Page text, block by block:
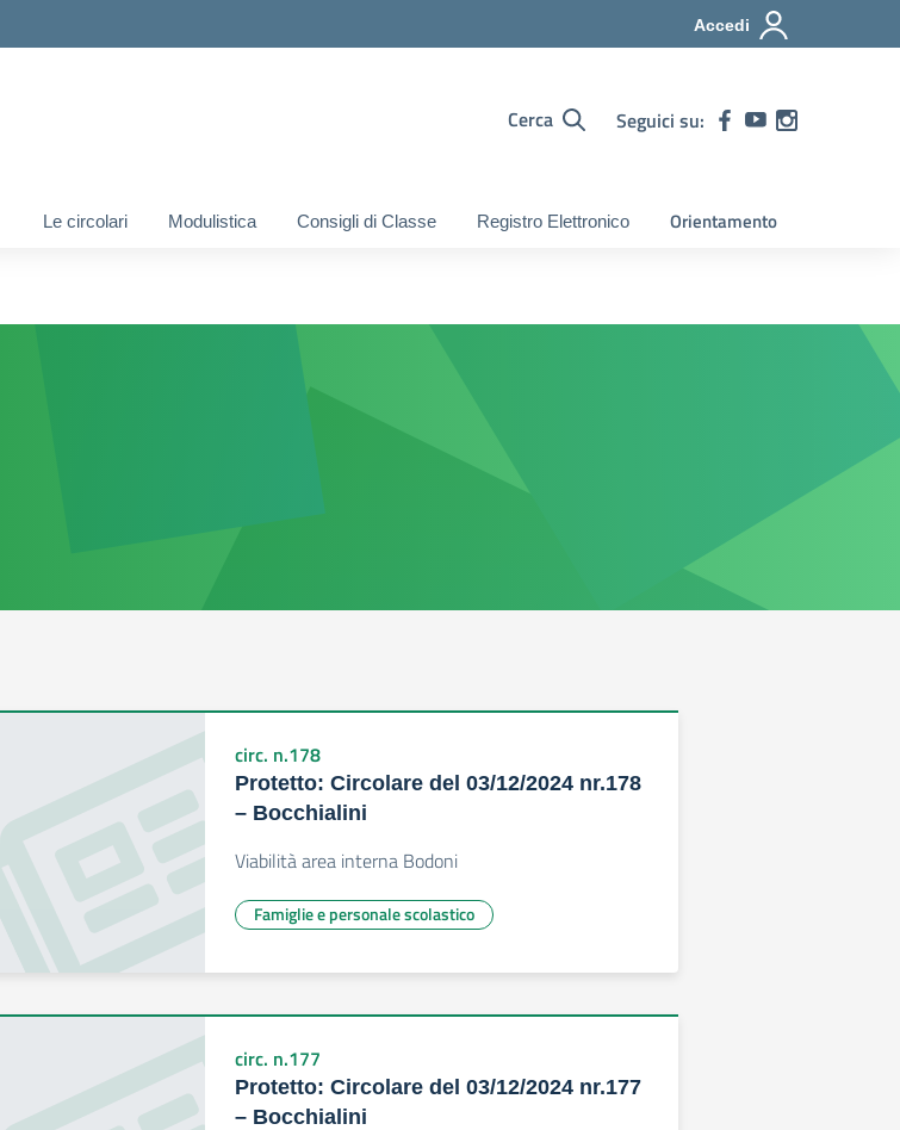
Accedi
Cerca Seguici su:
Le circolari Modulistica Consigli di Classe Registro Elettronico Orientamento
circ. n.178
Protetto: Circolare del 03/12/2024 nr.178
– Bocchialini
Viabilità area interna Bodoni
Famiglie e personale scolastico
circ. n.177
Protetto: Circolare del 03/12/2024 nr.177
– Bocchialini